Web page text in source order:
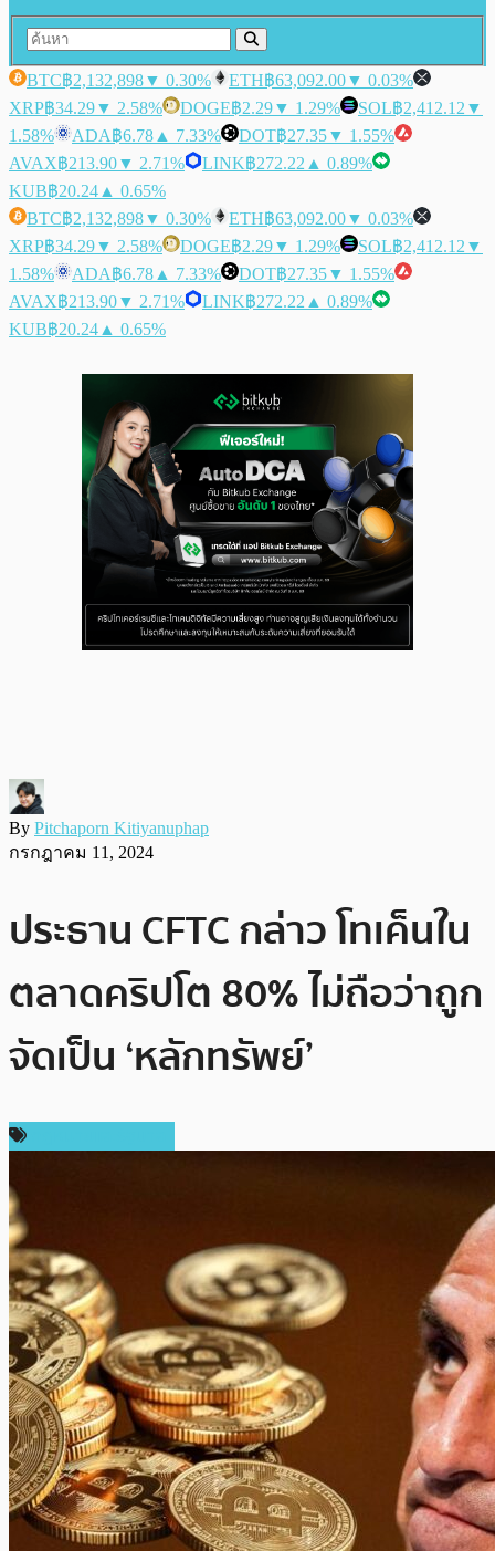
BTC฿2,132,898▼ 0.30% ETH฿63,092.00▼ 0.03%
XRP฿34.29▼ 2.58% DOGE฿2.29▼ 1.29% SOL฿2,412.12 ▼
1.58%
ADA฿6.78 ▲ 7.33% DOT฿27.35▼ 1.55%
AVAX฿213.90▼ 2.71% LINK฿272.22 ▲ 0.89%
KUB฿20.24 ▲ 0.65%
BTC฿2,132,898▼ 0.30% ETH฿63,092.00▼ 0.03%
XRP฿34.29▼ 2.58% DOGE฿2.29▼ 1.29% SOL฿2,412.12 ▼
1.58%
ADA฿6.78 ▲ 7.33% DOT฿27.35▼ 1.55%
AVAX฿213.90▼ 2.71% LINK฿272.22 ▲ 0.89%
KUB฿20.24 ▲ 0.65%
By Pitchaporn Kitiyanuphap
กรกฎาคม 11, 2024
ประธาน CFTC กล่าว โทเค็นใน
ตลาดคริปโต 80% ไม่ถือว่าถูก
จัดเป็น ‘หลักทรัพย์’